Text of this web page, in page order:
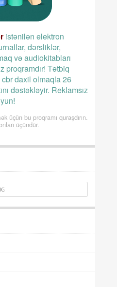
istənilən elektron
dərsliklər,
və audiokitabları
proqramdır! Tətbiq
daxil olmaqla 26
dəstəkləyir. Reklamsız
üçün bu proqramı quraşdırın.
üçündür.